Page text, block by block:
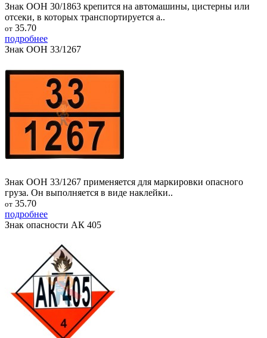
Знак ООН 30/1863 крепится на автомашины, цистерны или
отсеки, в которых транспортируется а..
от 35.70
подробнее
Знак ООН 33/1267
Знак ООН 33/1267 применяется для маркировки опасного
груза. Он выполняется в виде наклейки..
от 35.70
подробнее
Знак опасности АК 405